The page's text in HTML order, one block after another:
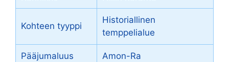
Kohteen tyyppi
Historiallinen
temppelialue
Pääjumaluus Amon-Ra